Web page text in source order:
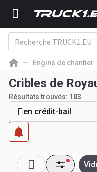
Engins de chantier
Cribles de
Résultats trouvés: 103
en crédit-bail